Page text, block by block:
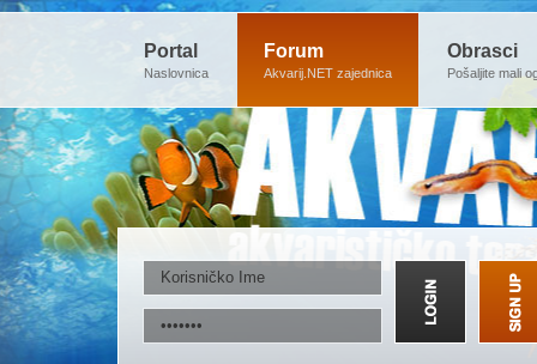
Portal
Naslovnica
Forum
Akvarij.NET zajednica
Obrasci
Pošaljite mali